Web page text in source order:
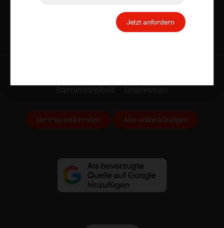
Barrierefreiheit
Impressum
Vertrag widerrufen Abo online kündigen
Jetzt anfordern